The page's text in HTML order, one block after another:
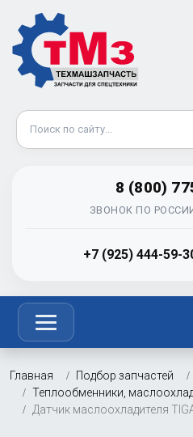
8 (800)
ЗВОНОК ПО
+7 (925) 444-59-
Главная Подбор запчастей
Теплообменники,
Датчик маслоохладителя